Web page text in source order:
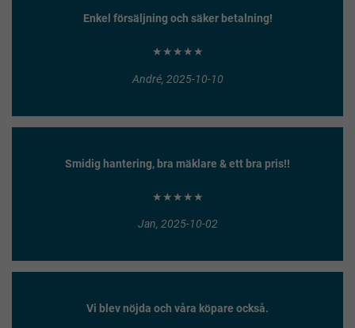
Enkel försäljning och säker betalning!
★★★★★
André, 2025-10-10
Smidig hantering, bra mäklare & ett bra pris!!
★★★★★
Jan, 2025-10-02
Vi blev nöjda och våra köpare också.